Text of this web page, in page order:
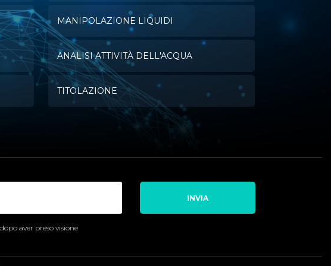
MANIPOLAZIONE LIQUIDI
ANALISI ATTIVITÀ DELL'ACQUA
TITOLAZIONE
aver preso visione
INVIA